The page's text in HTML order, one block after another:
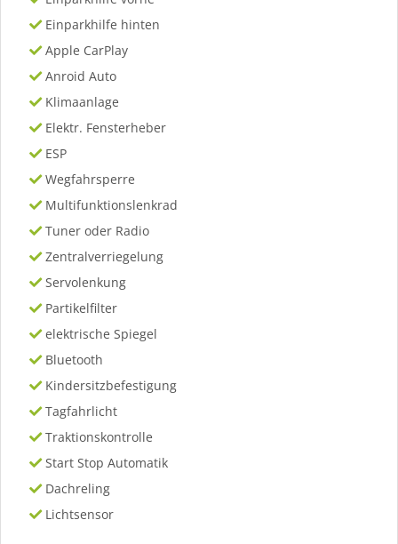
Einparkhilfe hinten
Apple CarPlay
Anroid Auto
Klimaanlage
Elektr. Fensterheber
ESP
Wegfahrsperre
Multifunktionslenkrad
Tuner oder Radio
Zentralverriegelung
Servolenkung
Partikelfilter
elektrische Spiegel
Bluetooth
Kindersitzbefestigung
Tagfahrlicht
Traktionskontrolle
Start Stop Automatik
Dachreling
Lichtsensor